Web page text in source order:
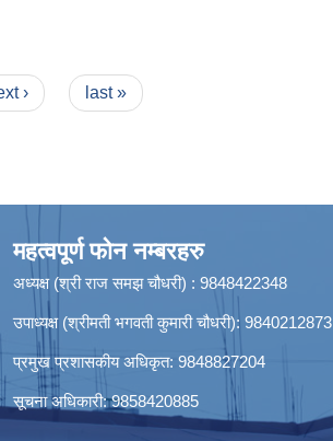
› last »
महत्वपूर्ण फोन नम्बरहरु
अध्यक्ष (श्री राज समझ चौधरी) : 9848422348
उपाध्यक्ष (श्रीमती भगवती कुमारी चौधरी): 9840212873
प्रमुख प्रशासकीय अधिकृत: 9848827204
सूचना अधिकारी: 9858420885